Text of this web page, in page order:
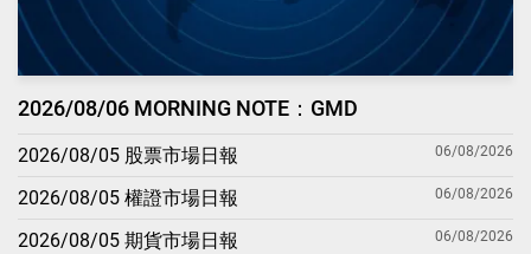
2026/08/06 MORNING NOTE：GMD
2026/08/05 股票市場日報 06/08/2026
2026/08/05 權證市場日報 06/08/2026
2026/08/05 期貨市場日報 06/08/2026